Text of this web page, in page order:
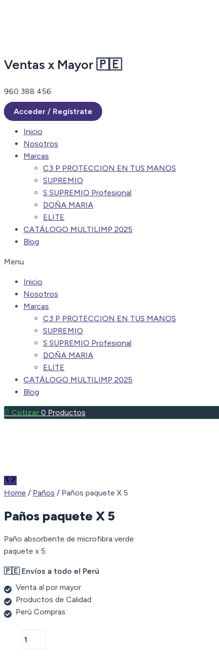
Ventas x Mayor 🇵🇪
960 388 456
Acceder / Regístrate
Inicio
Nosotros
Marcas
C3 P PROTECCION EN TUS MANOS
SUPREMIO
S SUPREMIO Profesional
DOÑA MARIA
ELITE
CATÁLOGO MULTILIMP 2025
Blog
Menu
Inicio
Nosotros
Marcas
C3 P PROTECCION EN TUS MANOS
SUPREMIO
S SUPREMIO Profesional
DOÑA MARIA
ELITE
CATÁLOGO MULTILIMP 2025
Blog
0 Productos
Home / Paños / Paños paquete X 5
Paños paquete X 5
Paño absorbente de microfibra verde
paquete x 5
🇵🇪 Envíos a todo el Perú
Venta al por mayor
Productos de Calidad
Perú Compras
Paños
paquete